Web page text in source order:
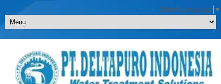
Select Language ▼